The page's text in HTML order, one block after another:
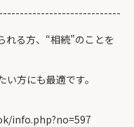
る方、“相続”のことを
方にも最適です。
info.php?no=597